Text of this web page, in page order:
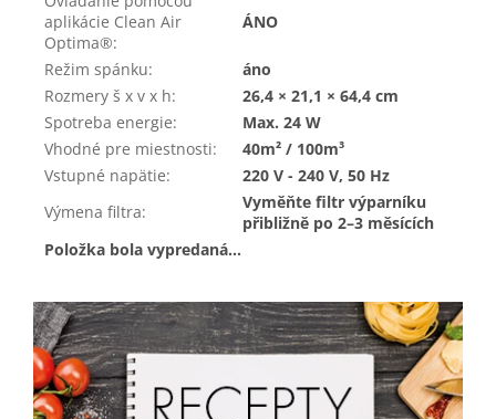
aplikácie Clean Air
Optima®:
ÁNO
Režim spánku:
áno
Rozmery š x v x h:
26,4 × 21,1 × 64,4 cm
Spotreba energie:
Max. 24 W
Vhodné pre miestnosti:
40m² / 100m³
Vstupné napätie:
220 V - 240 V, 50 Hz
Výmena filtra:
Vyměňte filtr výparníku
přibližně po 2–3 měsících
Položka bola vypredaná…